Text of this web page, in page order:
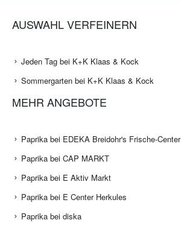
AUSWAHL VERFEINERN
Jeden Tag bei K+K Klaas & Kock
Sommergarten bei K+K Klaas & Kock
MEHR ANGEBOTE
Paprika bei EDEKA Breidohr's Frische-Center
Paprika bei CAP MARKT
Paprika bei E Aktiv Markt
Paprika bei E Center Herkules
Paprika bei diska